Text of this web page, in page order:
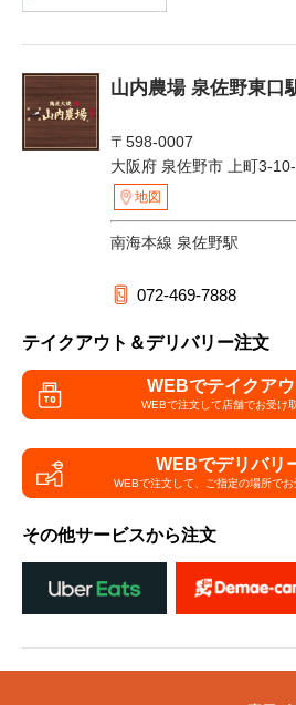
山内農場 泉佐野東口
〒598-0007
大阪府 泉佐野市 上町3-
地図
南海本線 泉佐野駅
072-469-7888
テイクアウト＆デリバリー注文
WEBでテイクア
WEBで注文して店舗でお受け
WEBでデリバリ
WEBで注文して、 ご指定の場所で
その他サービスから注文